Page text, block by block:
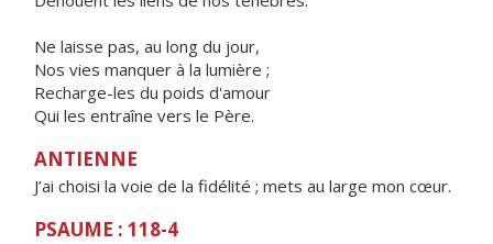
Ne laisse pas, au long du jour,
Nos vies manquer à la lumière ;
Recharge-les du poids d'amour
Qui les entraîne vers le Père.
ANTIENNE
J’ai choisi la voie de la fidélité ; mets au large mon cœur.
PSAUME : 118-4